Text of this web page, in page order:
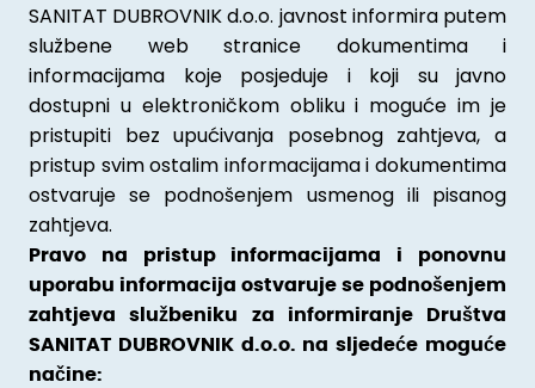
SANITAT DUBROVNIK d.o.o. javnost informira putem
službene web stranice dokumentima i
informacijama koje posjeduje i koji su javno
dostupni u elektroničkom obliku i moguće im je
pristupiti bez upućivanja posebnog zahtjeva, a
pristup svim ostalim informacijama i dokumentima
ostvaruje se podnošenjem usmenog ili pisanog
zahtjeva.
Pravo na pristup informacijama i ponovnu
uporabu informacija ostvaruje se podnošenjem
zahtjeva službeniku za informiranje Društva
SANITAT DUBROVNIK d.o.o. na sljedeće moguće
načine: